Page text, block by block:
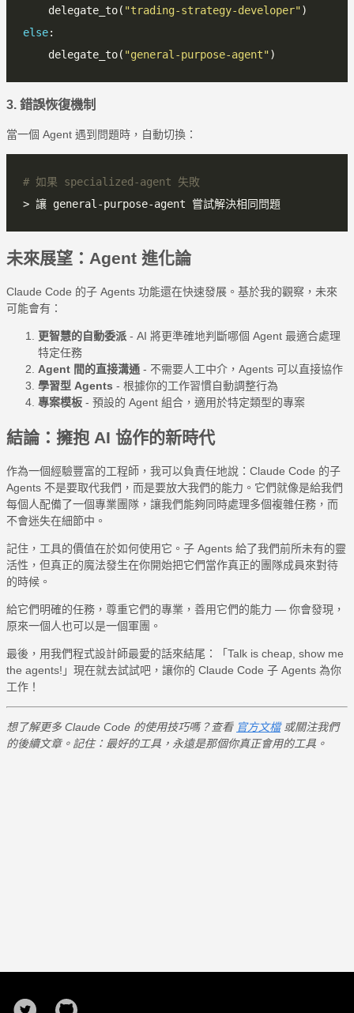
    delegate_to(
"trading-strategy-developer"
else
    delegate_to(
"general-purpose-agent"
3. 錯誤恢復機制
當一個 Agent 遇到問題時，自動切換：
# 如果 specialized-agent 失敗
未來展望：Agent 進化論
Claude Code 的子 Agents 功能還在快速發展。基於我的觀察，未來
可能會有：
更智慧的自動委派 - AI 將更準確地判斷哪個 Agent 最適合處理
特定任務
Agent 間的直接溝通 - 不需要人工中介，Agents 可以直接協作
學習型 Agents - 根據你的工作習慣自動調整行為
專案模板 - 預設的 Agent 組合，適用於特定類型的專案
結論：擁抱 AI 協作的新時代
作為一個經驗豐富的工程師，我可以負責任地說：Claude Code 的子
Agents 不是要取代我們，而是要放大我們的能力。它們就像是給我們
每個人配備了一個專業團隊，讓我們能夠同時處理多個複雜任務，而
不會迷失在細節中。
記住，工具的價值在於如何使用它。子 Agents 給了我們前所未有的靈
活性，但真正的魔法發生在你開始把它們當作真正的團隊成員來對待
的時候。
給它們明確的任務，尊重它們的專業，善用它們的能力 — 你會發現，
原來一個人也可以是一個軍團。
最後，用我們程式設計師最愛的話來結尾：「Talk is cheap, show me
the agents!」現在就去試試吧，讓你的 Claude Code 子 Agents 為你
工作！
想了解更多 Claude Code 的使用技巧嗎？查看 官方文檔或關注我們
的後續文章。記住：最好的工具，永遠是那個你真正會用的工具。